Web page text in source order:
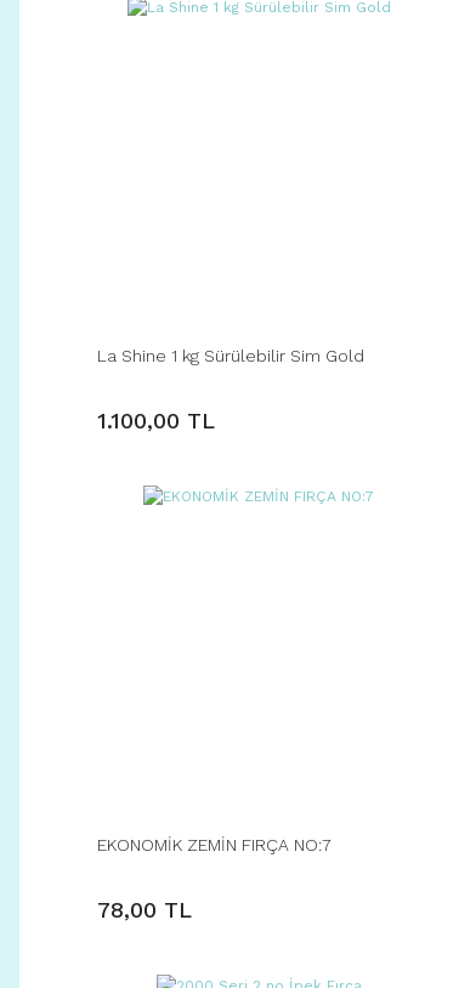
La Shine 1 kg Sürülebilir Sim Gold
1.100,00 TL
EKONOMİK ZEMİN FIRÇA NO:7
78,00 TL